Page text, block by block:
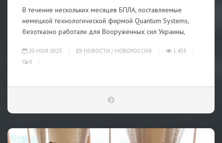
В течение нескольких месяцев БПЛА, поставляемые
немецкой технологической фирмой Quantum Systems,
безотказно работали для Вооруженных сил Украины,
20-НОЯ-2023 НОВОСТИ / НОВОРОССИЯ
1 453
0